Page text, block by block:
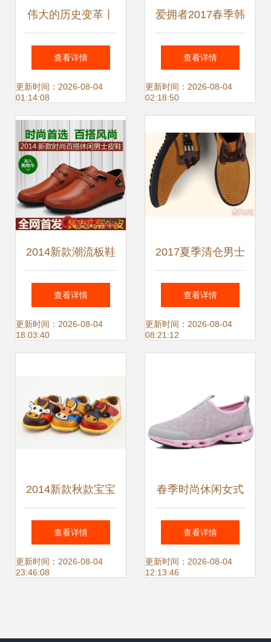
伟大的历史变革丨
高水平对外开放推
动鞋服产业高质量
发展
查看详情
更新时间：2026-08-04
01:14:08
爱拥者2017春季韩
版潮流板鞋 男士运
动休闲的时尚选择
查看详情
更新时间：2026-08-04
02:18:50
2014新款潮流板鞋
男士商务休闲皮鞋
的精致之选
查看详情
更新时间：2026-08-04
18:03:40
2017夏季清仓男士
真皮凉鞋 风度园
FDY2928透气系带
查看详情
更新时间：2026-08-04
08:21:12
2014新款秋款宝宝
鞋 牛头图案童鞋厂
家直销，低价批发
查看详情
更新时间：2026-08-04
23:46:08
春季时尚休闲女式
网布户外透气休闲
鞋 浅灰37码，轻盈
查看详情
更新时间：2026-08-04
12:13:46